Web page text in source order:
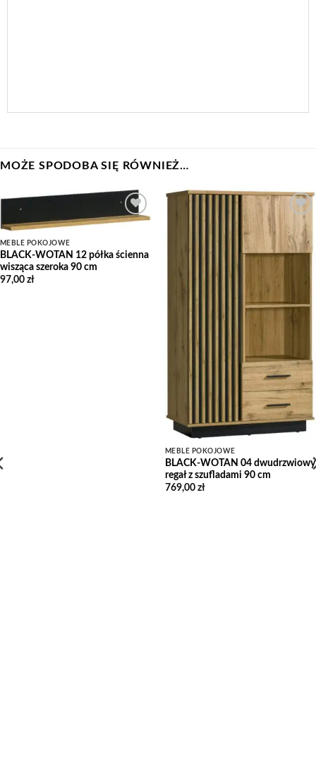
MOŻE SPODOBA SIĘ RÓWNIEŻ…
Add to
MEBLE POKOJOWE
BLACK-WOTAN 12 półka ścienna
wisząca szeroka 90 cm
97,00 zł
Add to
Wishlist
MEBLE POKOJOWE
BLACK-WOTAN 04 dwudrzwiowy
regał z szufladami 90 cm
769,00 zł